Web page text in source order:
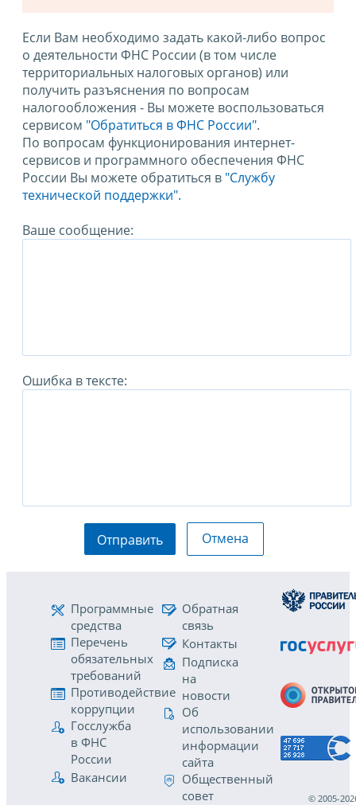
Если Вам необходимо задать какой-либо вопрос
о деятельности ФНС России (в том числе
территориальных налоговых органов) или
получить разъяснения по вопросам
налогообложения - Вы можете воспользоваться
сервисом "Обратиться в ФНС России".
По вопросам функционирования интернет-
сервисов и программного обеспечения ФНС
России Вы можете обратиться в "Службу
технической поддержки".
Ваше сообщение:
Ошибка в тексте:
Отправить Отмена
Программные
средства
Перечень
обязательных
требований
Противодействие
коррупции
Госслужба
в ФНС
России
Вакансии
Обратная
связь
Контакты
Подписка
на
новости
Об
использовании
информации
сайта
Общественный
совет
© 2005-